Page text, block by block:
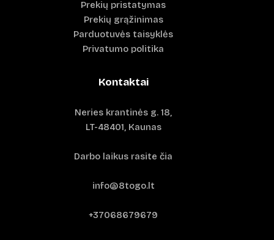
Prekių pristatymas
Prekių grąžinimas
Parduotuvės taisyklės
Privatumo politika
Kontaktai
Neries krantinės g. 18,
LT-48401, Kaunas
Darbo laikus rasite čia
info@8togo.lt
+37068679679